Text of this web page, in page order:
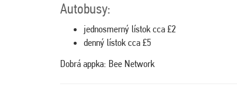
Autobusy:
jednosmerný lístok cca £2
denný lístok cca £5
Dobrá appka: Bee Network